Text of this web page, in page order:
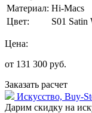
Материал: Hi-Macs
Цвет:
S01 Satin
Цена:
от 131 300 руб.
Заказать расчет
Искусство, Buy-
Дарим скидку на